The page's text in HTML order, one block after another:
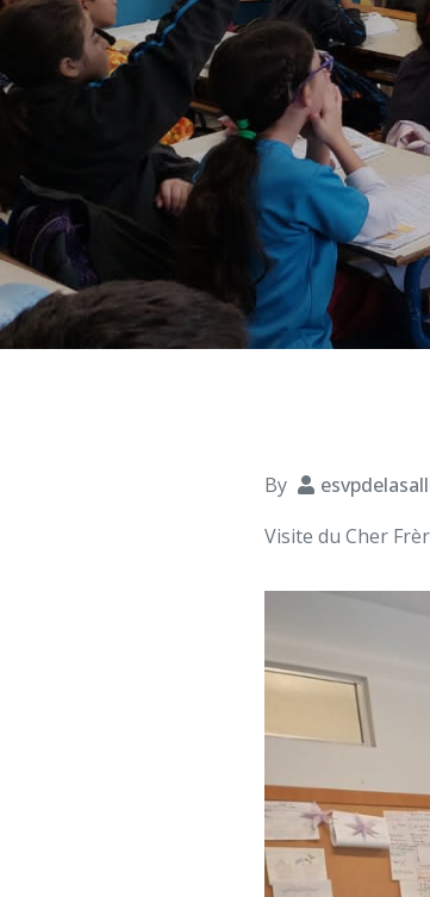
By
Visite du Cher